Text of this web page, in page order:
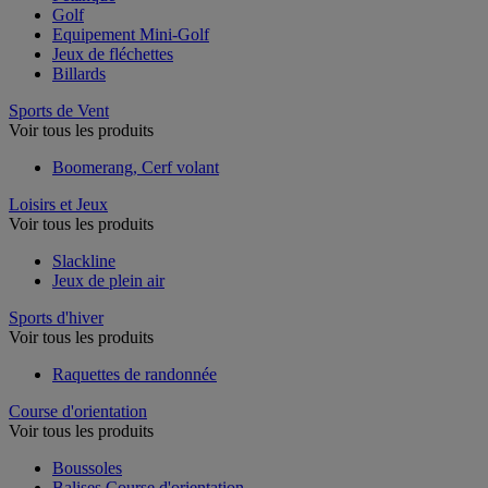
Golf
Equipement Mini-Golf
Jeux de fléchettes
Billards
Sports de Vent
Voir tous les produits
Boomerang, Cerf volant
Loisirs et Jeux
Voir tous les produits
Slackline
Jeux de plein air
Sports d'hiver
Voir tous les produits
Raquettes de randonnée
Course d'orientation
Voir tous les produits
Boussoles